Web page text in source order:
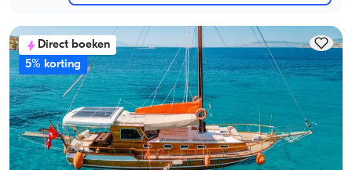
Direct boeken
5% korting